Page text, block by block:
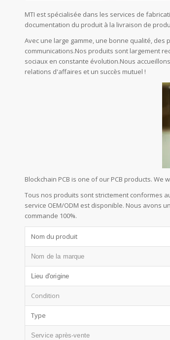
MTI est spécialisée dans les services de
documentation du produit à la livraison de
Avec une large gamme, une bonne qualité,
communications.Nos produits sont largement
sociaux en constante évolution.Nous
relations d'affaires et un succès mutuel !
Blockchain PCB is one of our PCB products.
Tous nos produits sont strictement conformes
service OEM/ODM est disponible. Nous avons
commande 100%.
Nom du produit
Nom de la marque
Lieu d'origine
Condition
Type
Service après-vente